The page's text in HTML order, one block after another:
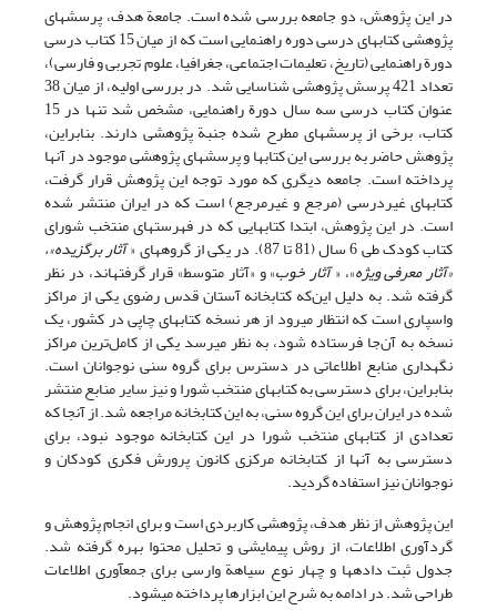
در این پژوهش، دو جامعه بررسی شده است. جامعة هدف، پرسشهای
پژوهشی کتابهای درسی دوره راهنمایی است که از میان 15 کتاب درسی
دورة راهنمایی (تاریخ، تعلیمات اجتماعی، جغرافیا، علوم تجربی و فارسی)،
تعداد 421 پرسش‎ پژوهشی شناسایی شد. در بررسی اولیه، از میان 38
عنوان کتاب درسی سه سال دورة راهنمایی، مشخص شد تنها در 15
کتاب، برخی از پرسشهای مطرح شده جنبة پژوهشی دارند. بنابراین،
پژوهش حاضر به بررسی این کتابها و پرسشهای پژوهشی موجود در آنها
پرداخته است. جامعه دیگری که مورد توجه این پژوهش قرار گرفت،
کتابهای غیردرسی (مرجع و غیرمرجع) است که در ایران منتشر شده
است. در این پژوهش، ابتدا کتابهایی که در فهرستهای منتخب شورای
کتاب کودک طی 6 سال (81 تا 87). در یکی از گروه‏های « آثار برگزیده»،
«آثار معرفی ویژه»، «آثار خوب» و «آثار متوسط» قرار گرفته‏‏اند، در نظر
گرفته شد. به دلیل این‌که کتابخانه آستان قدس رضوی یکی از مراکز
واسپاری است که انتظار می‏رود از هر نسخه کتابهای چاپی در کشور، یک
نسخه به آن‌جا فرستاده شود، به نظر می‏رسد یکی از کامل‌ترین مراکز
نگهداری منابع اطلاعاتی در دسترس برای گروه سنی نوجوانان است.
بنابراین، برای دسترسی به کتابهای منتخب شورا و نیز سایر منابع منتشر
شده در ایران برای این گروه سنی، به این کتابخانه مراجعه شد. از آنجا که
تعدادی از کتابهای منتخب شورا در این کتابخانه موجود نبود، برای
دسترسی به آنها از کتابخانه مرکزی کانون پرورش فکری کودکان و
نوجوانان نیز استفاده گردید.
این پژوهش از نظر هدف، پژوهشی کاربردی است و برای انجام پژوهش و
گردآوری اطلاعات، از روش پیمایشی و تحلیل محتوا بهره گرفته شد.
جدول ثبت داده‏ها و چهار نوع سیاهة وارسی برای جمع‏آوری اطلاعات
طراحی شد. در ادامه به شرح این ابزارها پرداخته می‏شود.